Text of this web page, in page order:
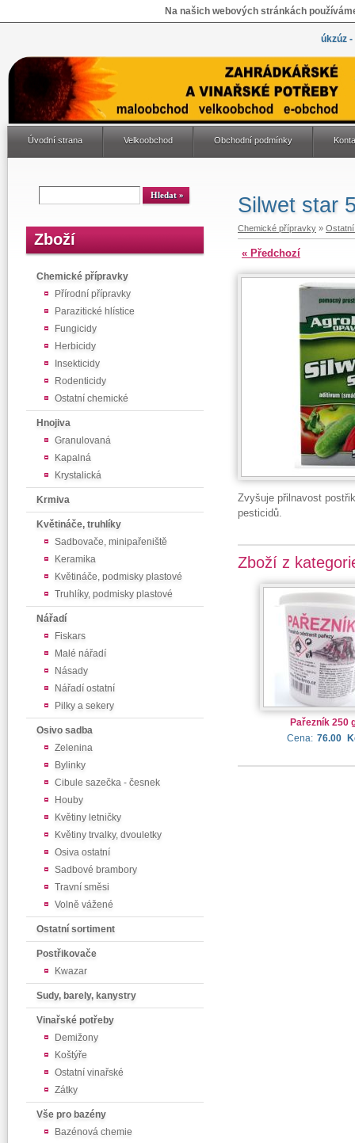
Na našich webových stránkách
úkzúz
Úvodní strana Velkoobchod Obchodní podmínky
Zboží
Chemické přípravky
Přírodní přípravky
Parazitické hlístice
Fungicidy
Herbicidy
Insekticidy
Rodenticidy
Ostatní chemické
Hnojiva
Granulovaná
Kapalná
Krystalická
Krmiva
Květináče, truhlíky
Sadbovače, minipařeniště
Keramika
Květináče, podmisky plastové
Truhlíky, podmisky plastové
Nářadí
Fiskars
Malé nářadí
Násady
Nářadí ostatní
Pilky a sekery
Osivo sadba
Zelenina
Bylinky
Cibule sazečka - česnek
Houby
Květiny letničky
Květiny trvalky, dvouletky
Osiva ostatní
Sadbové brambory
Travní směsi
Volně vážené
Ostatní sortiment
Postřikovače
Kwazar
Sudy, barely, kanystry
Vinařské potřeby
Demižony
Koštýře
Ostatní vinařské
Zátky
Vše pro bazény
Bazénová chemie
Silwet star
Chemické přípravky »
« Předchozí
Zvyšuje přilnavost
pesticidů.
Zboží z
Pařezník 250
Cena: 76.00